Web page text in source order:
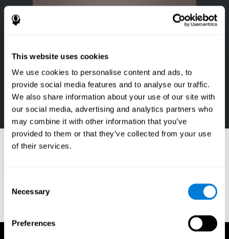
This website uses cookies
We use cookies to personalise content and ads, to
provide social media features and to analyse our traffic.
We also share information about your use of our site with
our social media, advertising and analytics partners who
may combine it with other information that you’ve
provided to them or that they’ve collected from your use
of their services.
Selection
Necessary
Preferences
Referanslar
Neurology, 9(1), 35–42.